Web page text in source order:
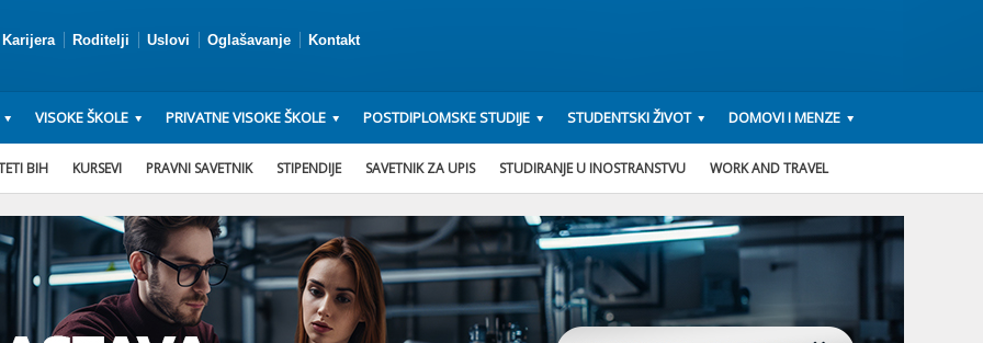
Karijera Roditelji Uslovi Oglašavanje Kontakt
VISOKE ŠKOLE PRIVATNE VISOKE ŠKOLE POSTDIPLOMSKE STUDIJE STUDENTSKI ŽIVOT DOMOVI I MENZE
BIH KURSEVI PRAVNI SAVETNIK STIPENDIJE SAVETNIK ZA UPIS STUDIRANJE U INOSTRANSTVU WORK AND TRAVEL